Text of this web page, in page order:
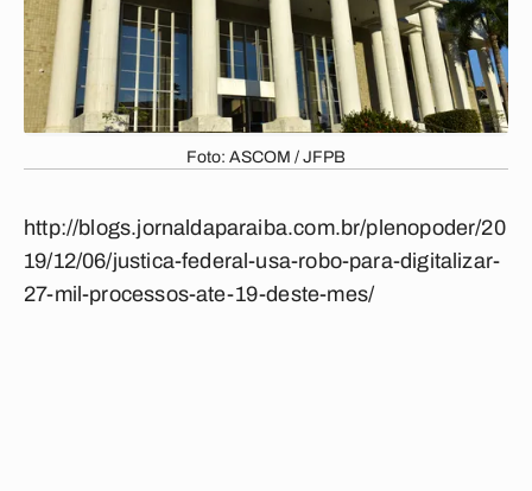
Foto: ASCOM / JFPB
http://blogs.jornaldaparaiba.com.br/plenopoder/20
19/12/06/justica-federal-usa-robo-para-digitalizar-
27-mil-processos-ate-19-deste-mes/